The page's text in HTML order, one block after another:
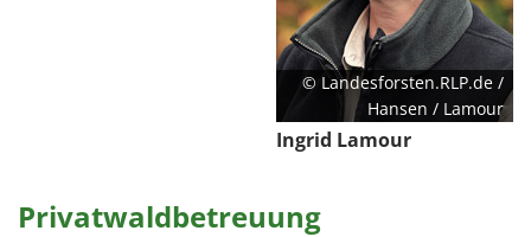
© Landesforsten.RLP.de /
Hansen / Lamour
Ingrid Lamour
Privatwaldbetreuung